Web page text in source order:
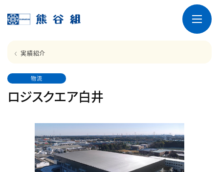
実績紹介
物流
ロジスクエア白井